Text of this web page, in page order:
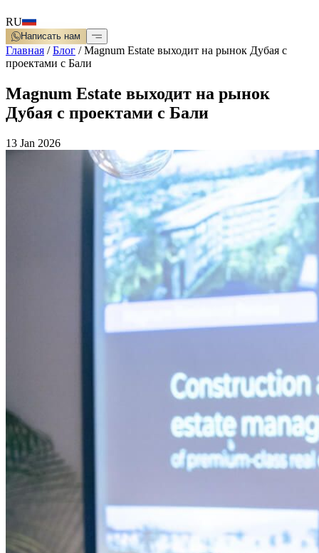
RU
Написать нам
Главная /Блог /Magnum Estate выходит на рынок Дубая с
проектами с Бали
Magnum Estate выходит на рынок
Дубая с проектами с Бали
13 Jan 2026